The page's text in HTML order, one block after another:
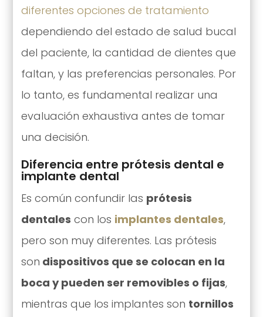
diferentes opciones de tratamiento
dependiendo del estado de salud bucal
del paciente, la cantidad de dientes que
faltan, y las preferencias personales. Por
lo tanto, es fundamental realizar una
evaluación exhaustiva antes de tomar
una decisión.
Diferencia entre prótesis dental e
implante dental
Es común confundir las prótesis
dentales con los implantes dentales,
pero son muy diferentes. Las prótesis
son dispositivos que se colocan en la
boca y pueden ser removibles o fijas,
mientras que los implantes son tornillos